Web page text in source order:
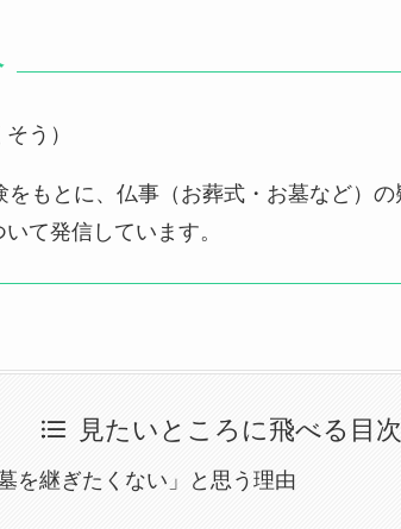
う）
をもとに、仏事（お葬式・お墓など）
て発信しています。
見たいところに飛べる目次
を継ぎたくない」と思う理由